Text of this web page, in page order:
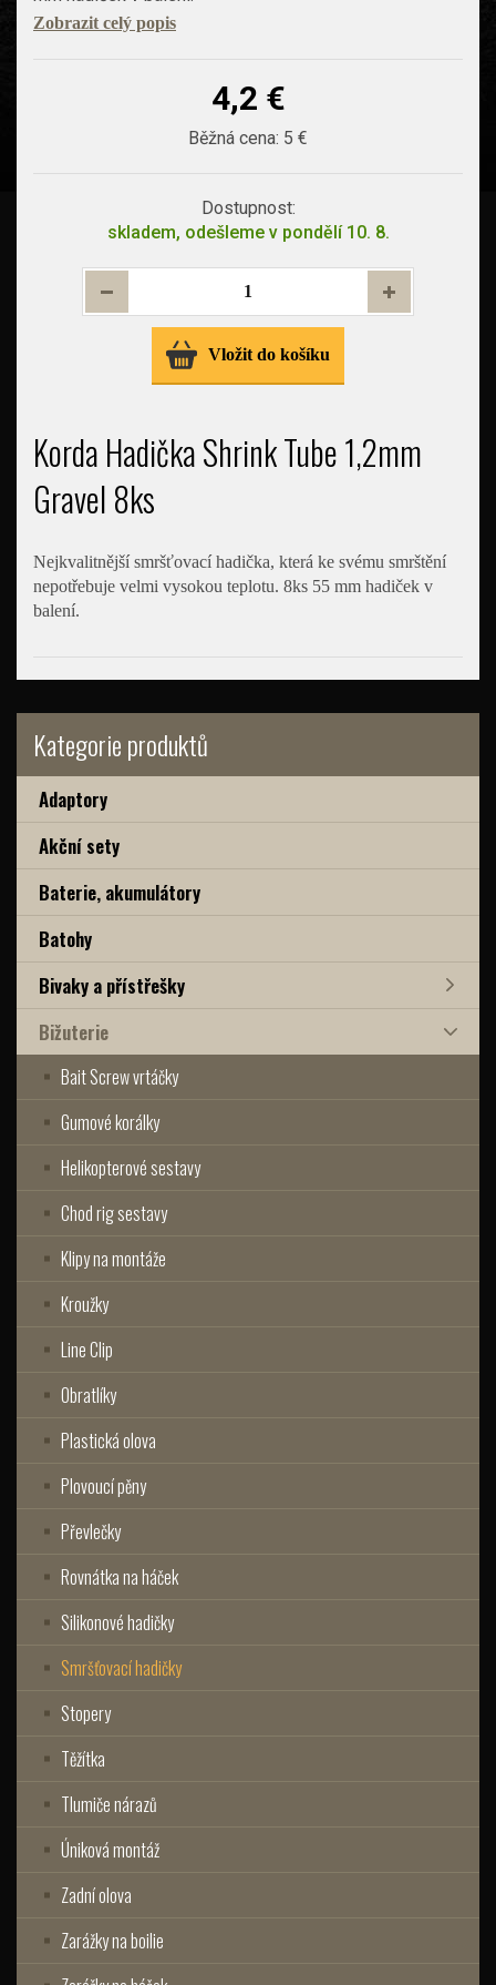
Kategorie produktů
Adaptory
Akční sety
Baterie, akumulátory
Batohy
Bivaky a přístřešky
Bižuterie
Bait Screw vrtáčky
Gumové korálky
Helikopterové sestavy
Chod rig sestavy
Klipy na montáže
Kroužky
Line Clip
Obratlíky
Plastická olova
Plovoucí pěny
Převlečky
Rovnátka na háček
Silikonové hadičky
Smršťovací hadičky
Stopery
Těžítka
Tlumiče nárazů
Úniková montáž
Zadní olova
Zarážky na boilie
Zobrazit celý popis
4,2 €
Běžná cena: 5 €
Dostupnost:
skladem, odešleme v pondělí 10. 8.
Vložit do košíku
Korda Hadička Shrink Tube 1,2mm
Gravel 8ks
Nejkvalitnější smršťovací hadička, která ke svému smrštění
nepotřebuje velmi vysokou teplotu. 8ks 55 mm hadiček v
balení.